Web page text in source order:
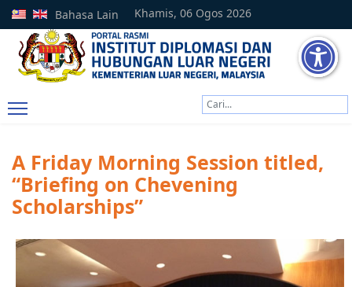
Khamis, 06 Ogos 2026
Bahasa Lain
A Friday Morning Session titled,
“Briefing on Chevening
Scholarships”